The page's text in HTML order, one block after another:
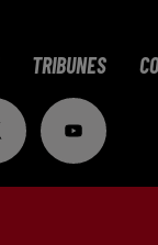
TRIBUNES